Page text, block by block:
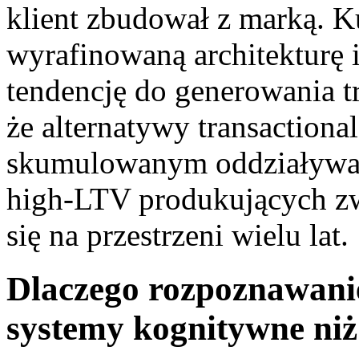
klient zbudował z marką.
wyrafinowaną
tendencję do generowania
że alternatywy
skumulowanym
high-LTV produkujących
się na przestrzeni wielu lat.
Dlaczego
systemy kognitywne